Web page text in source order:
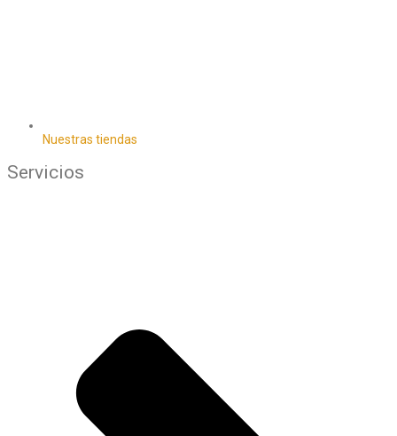
Nuestras tiendas
Servicios